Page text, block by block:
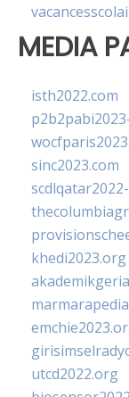
MEDIA
isth2022.com
sinc2023.com
khedi2023.org
utcd2022.org